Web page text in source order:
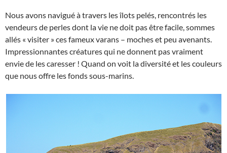
Nous avons navigué à travers les îlots pelés, rencontrés les
vendeurs de perles dont la vie ne doit pas être facile, sommes
allés « visiter » ces fameux varans – moches et peu avenants.
Impressionnantes créatures qui ne donnent pas vraiment
envie de les caresser ! Quand on voit la diversité et les couleurs
que nous offre les fonds sous-marins.